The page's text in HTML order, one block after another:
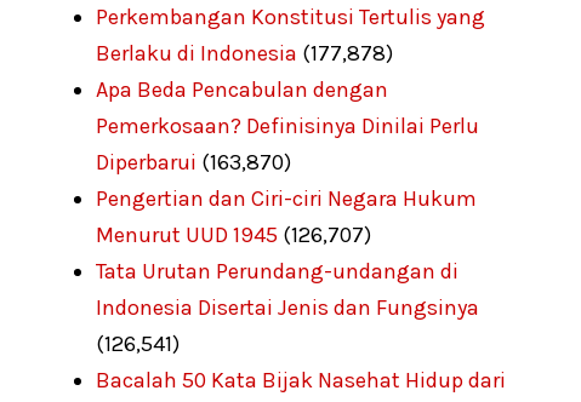
Perkembangan Konstitusi Tertulis yang
Berlaku di Indonesia (177,878)
Apa Beda Pencabulan dengan
Pemerkosaan? Definisinya Dinilai Perlu
Diperbarui (163,870)
Pengertian dan Ciri-ciri Negara Hukum
Menurut UUD 1945 (126,707)
Tata Urutan Perundang-undangan di
Indonesia Disertai Jenis dan Fungsinya
(126,541)
Bacalah 50 Kata Bijak Nasehat Hidup dari